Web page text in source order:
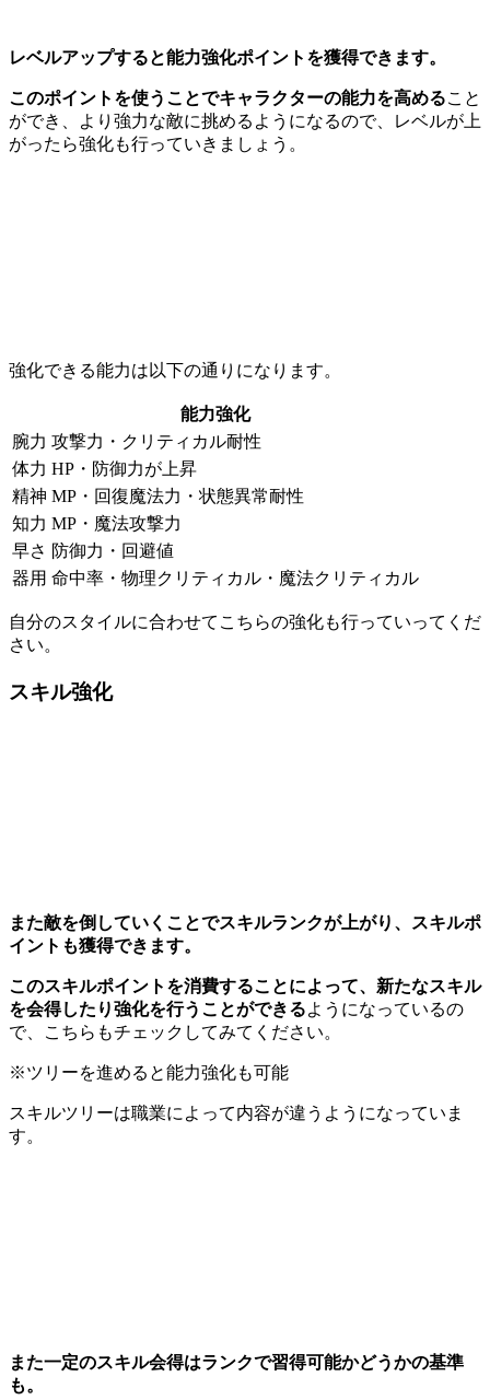
レベルアップすると能力強化ポイントを獲得できます。
このポイントを使うことでキャラクターの能力を高めること
ができ、より強力な敵に挑めるようになるので、レベルが上
がったら強化も行っていきましょう。
強化できる能力は以下の通りになります。
能力強化
腕力 攻撃力・クリティカル耐性
体力 HP・防御力が上昇
精神 MP・回復魔法力・状態異常耐性
知力 MP・魔法攻撃力
早さ 防御力・回避値
器用 命中率・物理クリティカル・魔法クリティカル
自分のスタイルに合わせてこちらの強化も行っていってくだ
さい。
スキル強化
また敵を倒していくことでスキルランクが上がり、スキルポ
イントも獲得できます。
このスキルポイントを消費することによって、新たなスキル
を会得したり強化を行うことができるようになっているの
で、こちらもチェックしてみてください。
※ツリーを進めると能力強化も可能
スキルツリーは職業によって内容が違うようになっていま
す。
また一定のスキル会得はランクで習得可能かどうかの基準
も。